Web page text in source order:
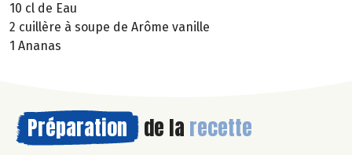
10 cl de Eau
2 cuillère à soupe de Arôme vanille
1 Ananas
Préparation de la recette